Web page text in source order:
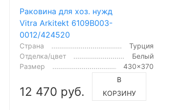
Раковина для хоз. нужд
Vitra Arkitekt 6109B003-
0012/424520
Страна
Турция
Отделка/цвет
Белый
Размер
430x370
12 470 руб.
В
КОРЗИНУ